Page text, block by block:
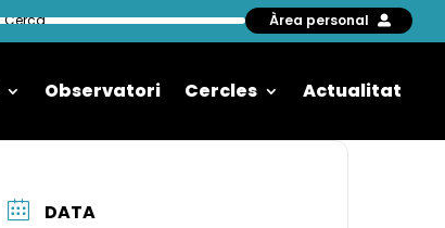
Àrea personal
Observatori Cercles Actualitat
DATA